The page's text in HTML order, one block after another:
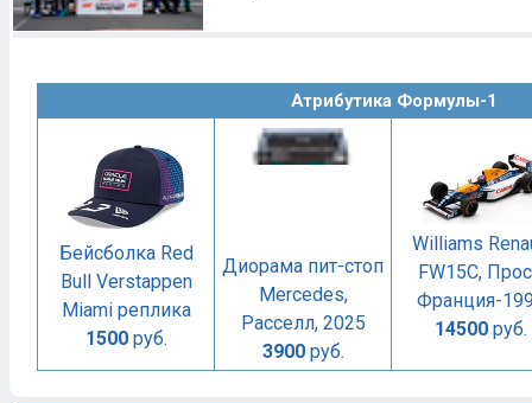
Атрибутика Формулы-1
Бейсболка Red
Bull Verstappen
Miami реплика
1500руб.
Диорама пит-стоп
Mercedes,
Расселл, 2025
3900руб.
Williams
FW15C,
Франция-
14500 руб.